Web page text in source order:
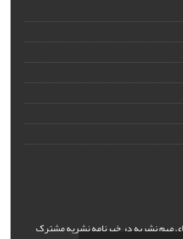
مهم نشریه در خبرنامه نشریه مشترک